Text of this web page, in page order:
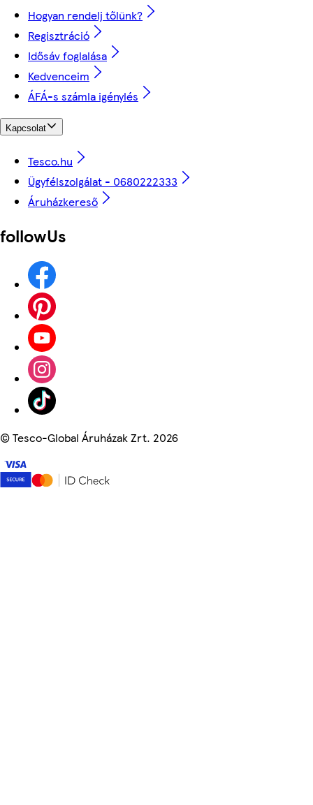
Hogyan rendelj tőlünk?
Regisztráció
Idősáv foglalása
Kedvenceim
ÁFÁ-s számla igénylés
Kapcsolat
Tesco.hu
Ügyfélszolgálat - 0680222333
Áruházkereső
followUs
©Tesco-Global Áruházak Zrt. 2026